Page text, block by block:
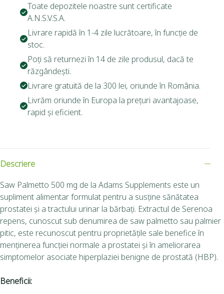
Toate depozitele noastre sunt certificate
A.N.S.V.S.A.
Livrare rapidă în 1-4 zile lucrătoare, în funcție de
stoc.
Poți să returnezi în 14 de zile produsul, dacă te
răzgândești.
Livrare gratuită de la 300 lei, oriunde în România.
Livrăm oriunde în Europa la prețuri avantajoase,
rapid și eficient.
Descriere
Saw Palmetto 500 mg de la Adams Supplements este un
supliment alimentar formulat pentru a susține sănătatea
prostatei și a tractului urinar la bărbați. Extractul de Serenoa
repens, cunoscut sub denumirea de saw palmetto sau palmier
pitic, este recunoscut pentru proprietățile sale benefice în
menținerea funcției normale a prostatei și în ameliorarea
simptomelor asociate hiperplaziei benigne de prostată (HBP).
Beneficii: